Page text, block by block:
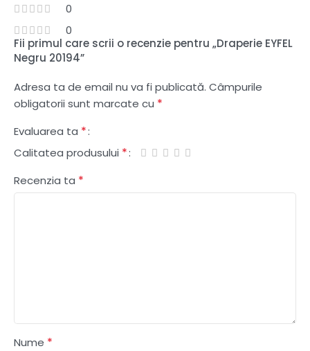
0
0
Fii primul care scrii o recenzie pentru „Draperie EYFEL
Negru 20194”
Adresa ta de email nu va fi publicată. Câmpurile
obligatorii sunt marcate cu *
Evaluarea ta *
Calitatea produsului *
Recenzia ta *
Nume *